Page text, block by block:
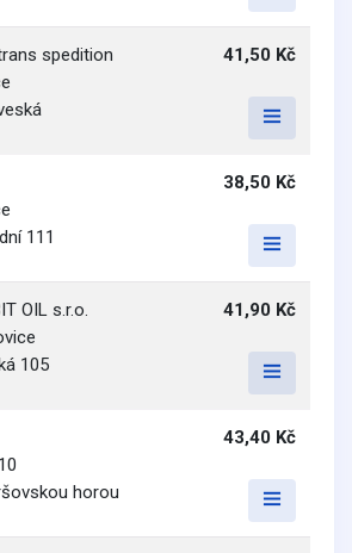
spedition
41,50 Kč
111
38,50 Kč
OIL s.r.o.
105
41,90 Kč
horou
43,40 Kč